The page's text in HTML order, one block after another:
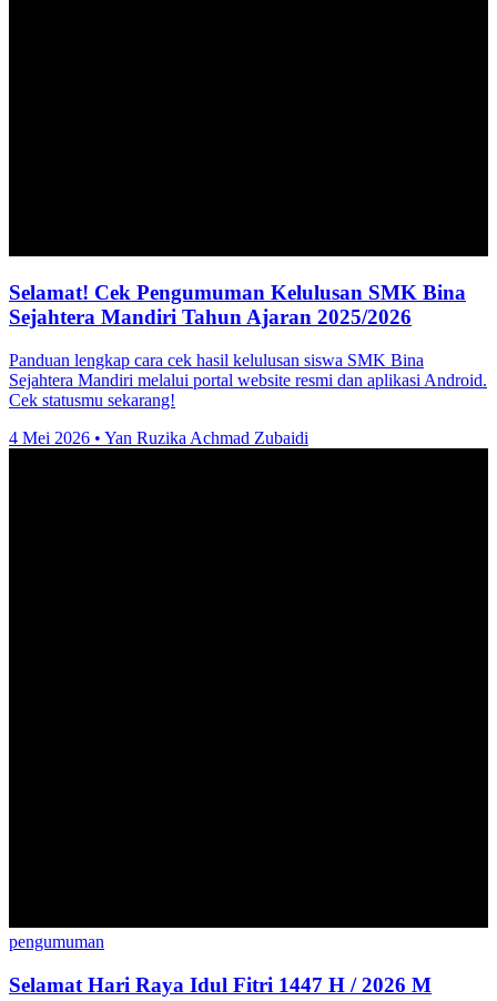
Selamat! Cek Pengumuman Kelulusan SMK Bina
Sejahtera Mandiri Tahun Ajaran 2025/2026
Panduan lengkap cara cek hasil kelulusan siswa SMK Bina
Sejahtera Mandiri melalui portal website resmi dan aplikasi Android.
Cek statusmu sekarang!
4 Mei 2026 • Yan Ruzika Achmad Zubaidi
pengumuman
Selamat Hari Raya Idul Fitri 1447 H / 2026 M